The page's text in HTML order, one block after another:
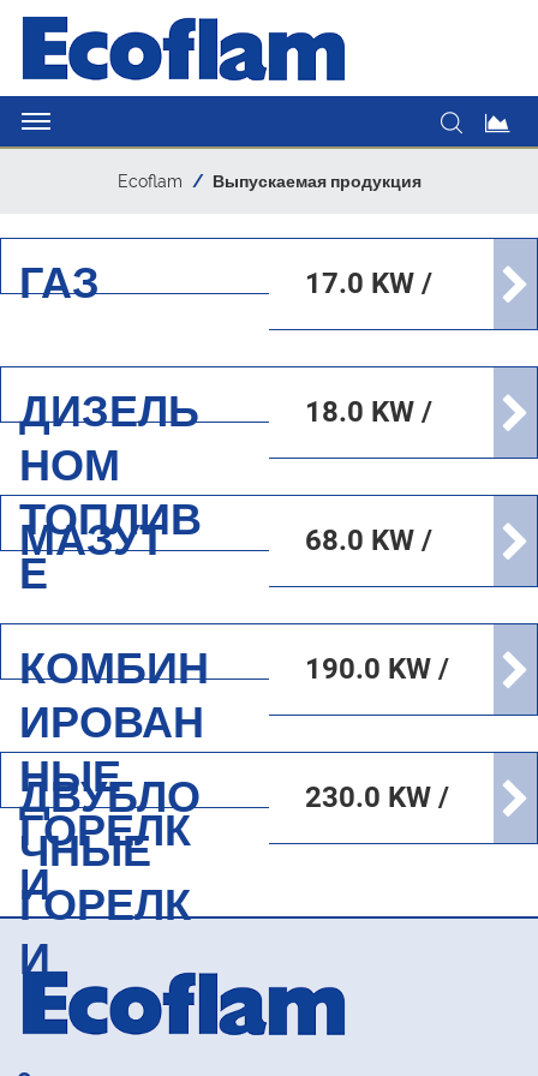
Ecoflam Выпускаемая продукция
ГАЗ
17.0 KW /
17000.0
ДИЗЕЛЬ
НОМ
ТОПЛИВ
Е
18.0 KW /
17000.0
МАЗУТ
68.0 KW /
17000.0
КОМБИН
ИРОВАН
НЫЕ
ГОРЕЛК
И
190.0 KW /
17000.0
ДВУБЛО
ЧНЫЕ
ГОРЕЛК
И
230.0 KW /
42000.0